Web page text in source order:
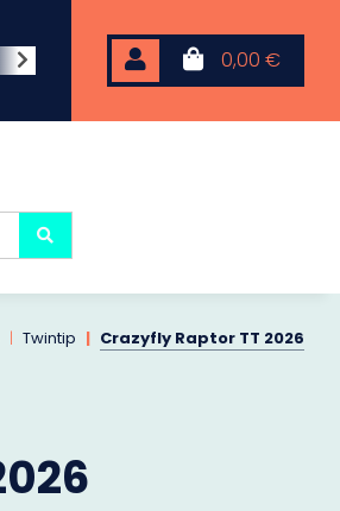
0,00 €
BEACHWEAR NEOPREN
Twintip Crazyfly Raptor TT 2026